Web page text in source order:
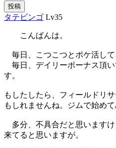
投稿
タテビンゴ Lv35
こんばんは。
毎日、こつこつとポケ活して
毎日、デイリーボーナス頂い
す。
もしたしたら、フィールドリ
もしれませんね。ジムで始め
多分、不具合だと思います
来てると思いますが。